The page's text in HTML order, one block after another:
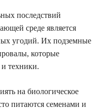
последствий
среде является
угодий. Их подземные
которые
и техники.
на биологическое
питаются семенами и